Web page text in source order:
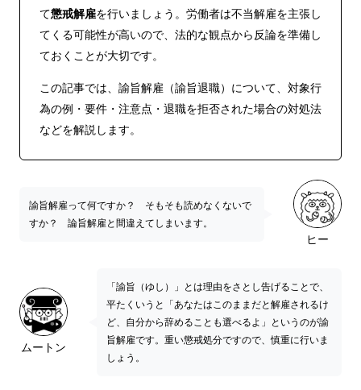
て懲戒解雇を行いましょう。労働者は不当解雇を主張し
てくる可能性が高いので、法的な観点から反論を準備し
ておくことが大切です。
この記事では、諭旨解雇（諭旨退職）について、対象行
為の例・要件・注意点・退職を拒否された場合の対処法
などを解説します。
ヒー
諭旨解雇って何ですか？ そもそも読めなくないで
すか？ 論旨解雇と間違えてしまいます。
ムートン
「諭旨（ゆし）」とは理由をさとし告げることで、
平たくいうと「あなたはこのままだと解雇されるけ
ど、自分から辞めることも選べるよ」というのが諭
旨解雇です。重い懲戒処分ですので、慎重に行いま
しょう。